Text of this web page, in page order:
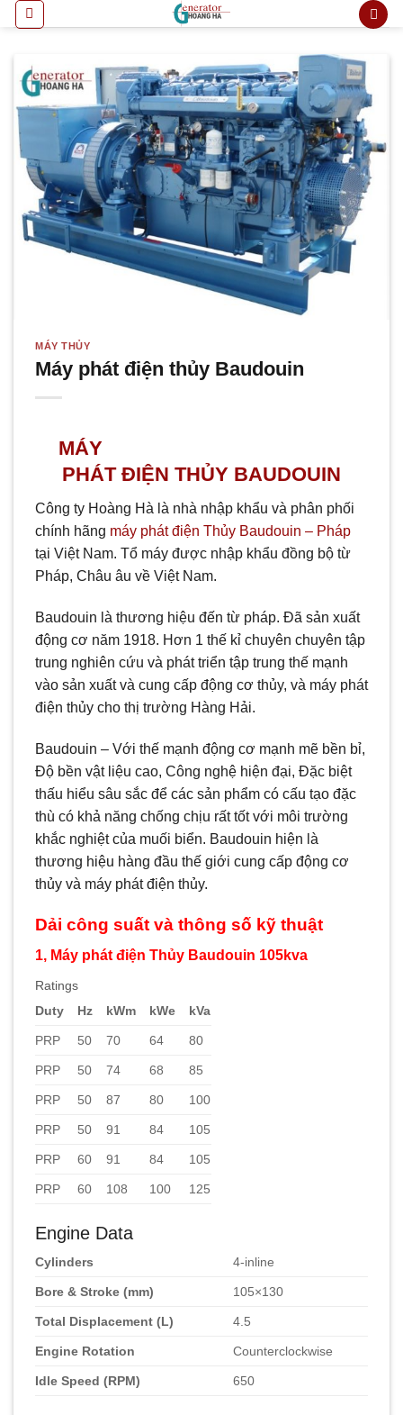
qua
dung
MÁY THỦY
Máy phát điện thủy Baudouin
MÁY
PHÁT ĐIỆN THỦY BAUDOUIN
Công ty Hoàng Hà là nhà nhập khẩu và phân phối
chính hãng máy phát điện Thủy Baudouin – Pháp
tại Việt Nam. Tổ máy được nhập khẩu đồng bộ từ
Pháp, Châu âu về Việt Nam.
Baudouin là thương hiệu đến từ pháp. Đã sản xuất
động cơ năm 1918. Hơn 1 thế kỉ chuyên chuyên tập
trung nghiên cứu và phát triển tập trung thế mạnh
vào sản xuất và cung cấp động cơ thủy, và máy phát
điện thủy cho thị trường Hàng Hải.
Baudouin – Với thế mạnh động cơ mạnh mẽ bền bỉ,
Độ bền vật liệu cao, Công nghệ hiện đại, Đặc biệt
thấu hiểu sâu sắc để các sản phẩm có cấu tạo đặc
thù có khả năng chống chịu rất tốt với môi trường
khắc nghiệt của muối biển. Baudouin hiện là
thương hiệu hàng đầu thế giới cung cấp động cơ
thủy và máy phát điện thủy.
Dải công suất và thông số kỹ thuật
1, Máy phát điện Thủy Baudouin 105kva
Ratings
Duty
Hz kWm kWe kVa
PRP 50 70 64 80
PRP 50 74 68 85
PRP 50 87 80 100
PRP 50 91 84 105
PRP 60 91 84 105
PRP 60 108 100 125
Engine Data
Cylinders 4-inline
Bore & Stroke (mm) 105×130
Total Displacement (L) 4.5
Engine Rotation Counterclockwise
Idle Speed (RPM) 650